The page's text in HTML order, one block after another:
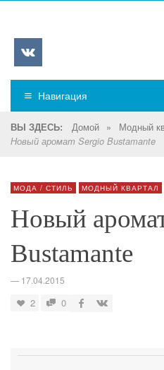
Навигация
ВЫ ЗДЕСЬ: Домой » Модный
Новый аромат Sergio Bustamante
МОДА / СТИЛЬ МОДНЫЙ КВАРТАЛ
Новый
Bustamante
— 17.04.2015
2 0